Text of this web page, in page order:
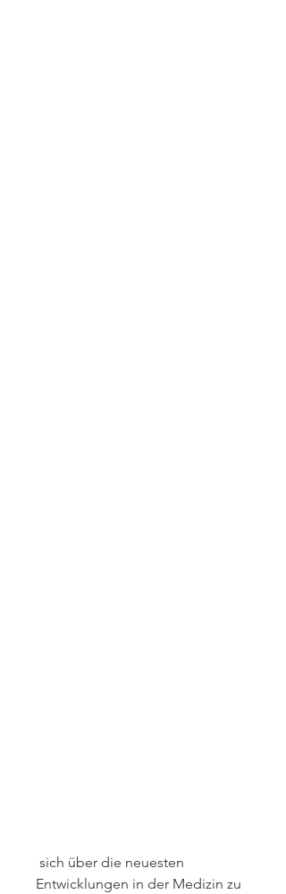
Entwicklungen in der Medizin zu